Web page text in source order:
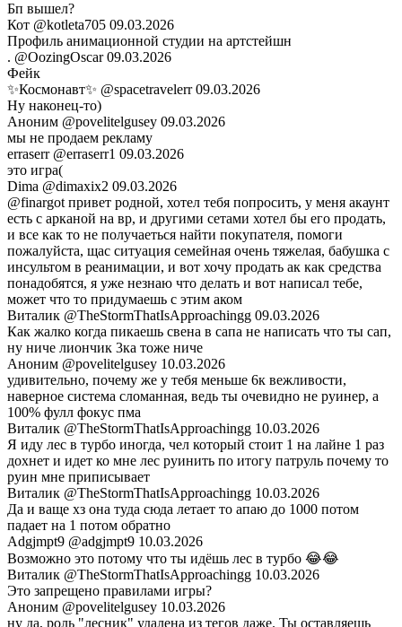
Бп вышел?
Кот @kotleta705 09.03.2026
Профиль анимационной студии на артстейшн
. @OozingOscar 09.03.2026
Фейк
✨Космонавт✨ @spacetravelerr 09.03.2026
Ну наконец-то)
Аноним @povelitelgusey 09.03.2026
мы не продаем рекламу
erraserr @erraserr1 09.03.2026
это игра(
Dima @dimaxix2 09.03.2026
@finargot привет родной, хотел тебя попросить, у меня акаунт
есть с арканой на вр, и другими сетами хотел бы его продать,
и все как то не получаеться найти покупателя, помоги
пожалуйста, щас ситуация семейная очень тяжелая, бабушка с
инсультом в реанимации, и вот хочу продать ак как средства
понадобятся, я уже незнаю что делать и вот написал тебе,
может что то придумаешь с этим аком
Виталик @TheStormThatIsApproachingg 09.03.2026
Как жалко когда пикаешь свена в сапа не написать что ты сап,
ну ниче лиончик 3ка тоже ниче
Аноним @povelitelgusey 10.03.2026
удивительно, почему же у тебя меньше 6к вежливости,
наверное система сломанная, ведь ты очевидно не руинер, а
100% фулл фокус пма
Виталик @TheStormThatIsApproachingg 10.03.2026
Я иду лес в турбо иногда, чел который стоит 1 на лайне 1 раз
дохнет и идет ко мне лес руинить по итогу патруль почему то
руин мне приписывает
Виталик @TheStormThatIsApproachingg 10.03.2026
Да и ваще хз она туда сюда летает то апаю до 1000 потом
падает на 1 потом обратно
Adgjmpt9 @adgjmpt9 10.03.2026
Возможно это потому что ты идёшь лес в турбо 😂😂
Виталик @TheStormThatIsApproachingg 10.03.2026
Это запрещено правилами игры?
Аноним @povelitelgusey 10.03.2026
ну да, роль "лесник" удалена из тегов даже. Ты оставляешь